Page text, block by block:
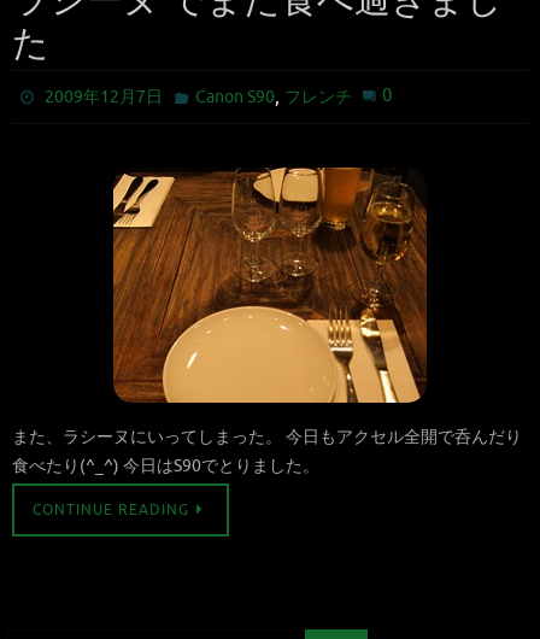
た
2009年12月7日 Canon S90, フレンチ 0
また、ラシーヌにいってしまった。 今日もアクセル全開で呑んだり
食べたり(^_^) 今日はS90でとりました。
CONTINUE READING